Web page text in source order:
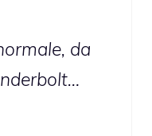
da